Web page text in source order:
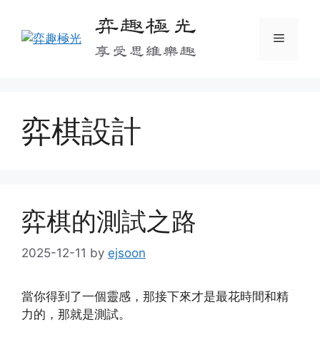
content
弈趣極光
享受思維樂趣
Menu
弈棋設計
弈棋的測試之路
2025-12-11 by ejsoon
當你得到了一個靈感，那接下來才是最花時間和精
力的，那就是測試。